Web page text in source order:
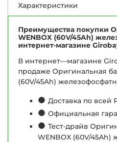
Характеристики
Преимущества покупки
WENBOX (60V/45Ah)
интернет-магазине
В интернет—магазине
продаже Оригинальная
(60V/45Ah)
● Доставка по всей
● Официальная
● Тест-драйв
WENBOX (60V/45Ah)